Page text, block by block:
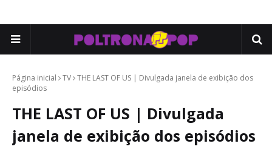
Página inicial TV THE LAST OF US | Divulgada janela de exibição dos
episódios
THE LAST OF US | Divulgada
janela de exibição dos episódios